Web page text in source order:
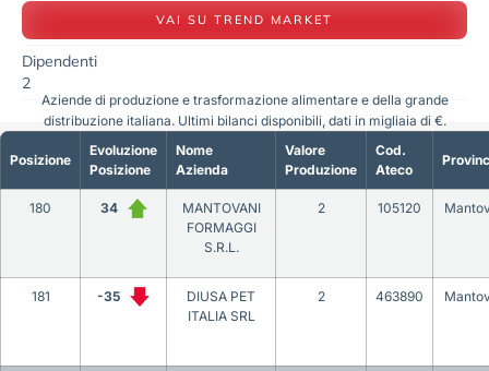
VAI SU TREND MARKET
Dipendenti
2
Posizione
Evoluzione
Posizione
Nome
Azienda
Valore
Produzione
Cod.
Ateco
180 34
MANTOVANI
FORMAGGI
S.R.L.
2 105120
181 -35
DIUSA PET
ITALIA SRL
2 463890
Aziende di produzione e trasformazione alimentare e della grande
distribuzione italiana. Ultimi bilanci disponibili, dati in migliaia di €.